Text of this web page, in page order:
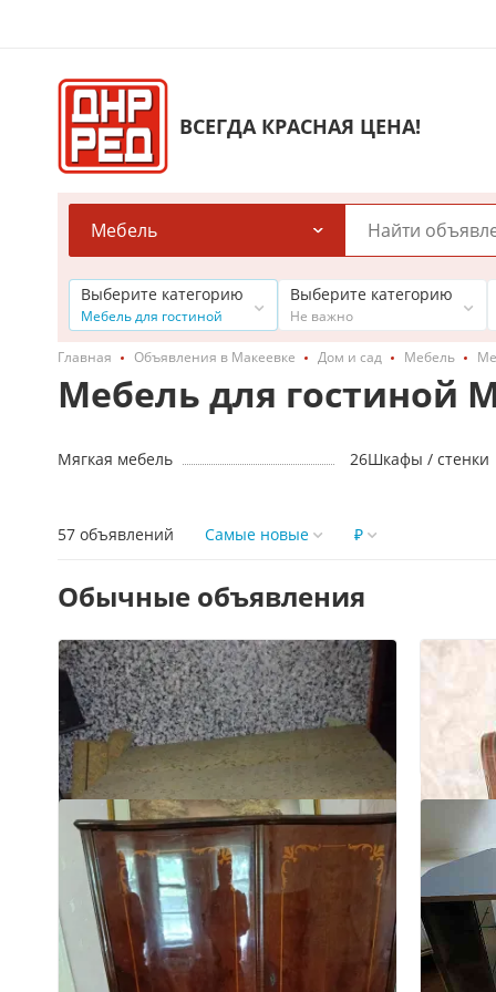
ВСЕГДА КРАСНАЯ ЦЕНА!
Мебель
Выберите категорию
Мебель для гостиной
Выберите категорию
Не важно
Главная Объявления в Макеевке Дом и сад Мебель
Мебель для гостиной
Мягкая мебель 26Шкафы / стенки
57 объявлений Самые новые ₽
Обычные объявления